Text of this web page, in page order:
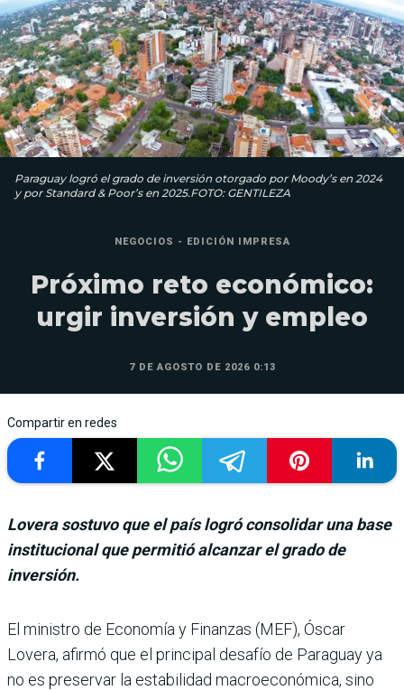
Paraguay logró el grado de inversión otorgado por Moody’s en 2024
y por Standard & Poor’s en 2025.FOTO: GENTILEZA
NEGOCIOS - EDICIÓN IMPRESA
Próximo reto económico:
urgir inversión y empleo
7 DE AGOSTO DE 2026 0:13
Compartir en redes
Lovera sostuvo que el país logró consolidar una base
institucional que permitió alcanzar el grado de
inversión.
El ministro de Eco­nomía y Finanzas (MEF), Óscar
Lovera, afirmó que el principal desafío de Paraguay ya
no es preser­var la estabilidad macroeco­nómica, sino